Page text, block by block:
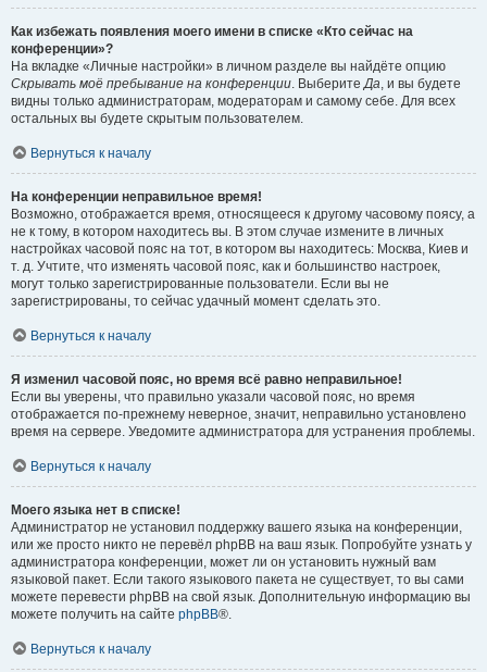
Как избежать появления моего имени в списке «Кто сейчас на
конференции»?
На вкладке «Личные настройки» в личном разделе вы найдёте опцию
Скрывать моё пребывание на конференции. ВыберитеДа, и вы будете
видны только администраторам, модераторам и самому себе. Для всех
остальных вы будете скрытым пользователем.
Вернуться к началу
На конференции неправильное время!
Возможно, отображается время, относящееся к другому часовому поясу, а
не к тому, в котором находитесь вы. В этом случае измените в личных
настройках часовой пояс на тот, в котором вы находитесь: Москва, Киев и
т. д. Учтите, что изменять часовой пояс, как и большинство настроек,
могут только зарегистрированные пользователи. Если вы не
зарегистрированы, то сейчас удачный момент сделать это.
Вернуться к началу
Я изменил часовой пояс, но время всё равно неправильное!
Если вы уверены, что правильно указали часовой пояс, но время
отображается по-прежнему неверное, значит, неправильно установлено
время на сервере. Уведомите администратора для устранения проблемы.
Вернуться к началу
Моего языка нет в списке!
Администратор не установил поддержку вашего языка на конференции,
или же просто никто не перевёл phpBB на ваш язык. Попробуйте узнать у
администратора конференции, может ли он установить нужный вам
языковой пакет. Если такого языкового пакета не существует, то вы сами
можете перевести phpBB на свой язык. Дополнительную информацию вы
можете получить на сайте phpBB®.
Вернуться к началу